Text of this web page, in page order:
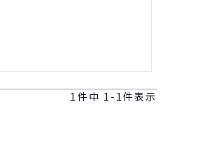
1 件中 1 - 1件表示